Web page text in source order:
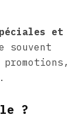
et
souvent
?